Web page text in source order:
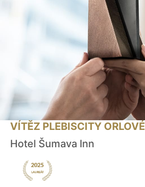
VÍTĚZ PLEBISCITY ORLOVÉ
Hotel Šumava Inn